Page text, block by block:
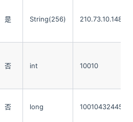
是 String(256) 210.73.10.148
否 int 10010
否 long